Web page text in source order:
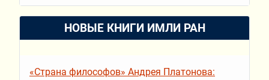
НОВЫЕ КНИГИ ИМЛИ РАН
«Страна философов» Андрея Платонова: